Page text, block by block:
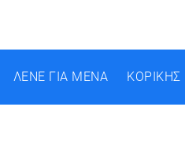
ΛΕΝΕ ΓΙΑ ΜΕΝΑ ΚΟΡΙΚΗΣ